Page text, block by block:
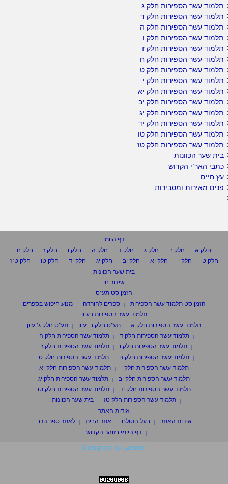
תלמוד עשר הספירות חלק ג
תלמוד עשר הספירות חלק ד
תלמוד עשר הספירות חלק ה
תלמוד עשר הספירות חלק ו
תלמוד עשר הספירות חלק ז
תלמוד עשר הספירות חלק ח
תלמוד עשר הספירות חלק ט
תלמוד עשר הספירות חלק י
תלמוד עשר הספירות חלק יא
תלמוד עשר הספירות חלק יב
תלמוד עשר הספירות חלק יג
תלמוד עשר הספירות חלק יד
תלמוד עשר הספירות חלק טו
תלמוד עשר הספירות חלק טז
בית שער הכוונות
כתבי האר"י הקדוש
עץ חיים
פנים מאירות ומסבירות
דף היומי
חלק א
חלק ב חלק ג חלק ד חלק ה חלק ו חלק ז
חלק ח
חלק ט
חלק י חלק יא חלק יב חלק יג חלק יד חלק טו
חלק ט"ז
בית שער הכוונות
שידור חי
הזמן סט תע"ס
הזמן סט תלמוד עשר הספירות
ספרים להורדה
מנוע חיפוש בספרים
תלמוד עשר הספירות בעיון
תלמוד עשר הספירות חלק א
תע"ס חלק ב' עיון
תע"ס חלק ג' עיון
תלמוד עשר הספירות חלק ד
תלמוד עשר הספירות חלק ה
תלמוד עשר הספירות חלק ו
תלמוד עשר הספירות חלק ז
תלמוד עשר הספירות חלק ח
תלמוד עשר הספירות חלק ט
תלמוד עשר הספירות חלק י
תלמוד עשר הספירות חלק יא
תלמוד עשר הספירות חלק יב
תלמוד עשר הספירות חלק יג
תלמוד עשר הספירות חלק יד
תלמוד עשר הספירות חלק טו
תלמוד עשר הספירות חלק טז
בית שער הכוונות
אודות האתר
אודות האתר
בעל הסולם אתר הבית
לאתר ספר הרב
דף היומי בזוהר הקדוש
Designed by Laisner